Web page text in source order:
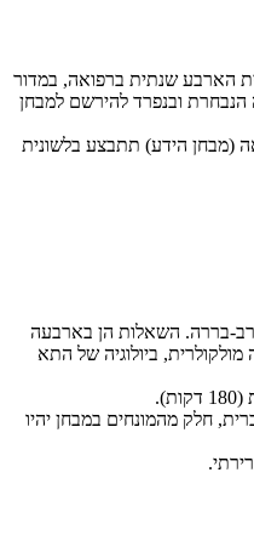
הארבע שנתית ברפואה, במדור
ובנפרד להירשם למבחן
(מבחן הידע) תתבצע בלשונית
120 שאלות רב-בררה. השאלות הן בארבעה
מולקולרית, ביולוגיה של התא
חלק מהמונחים במבחן יהיו